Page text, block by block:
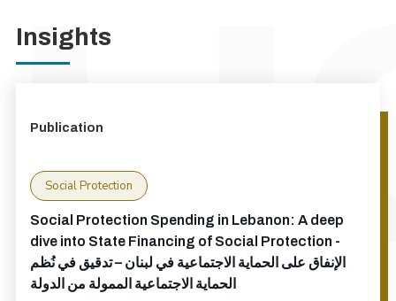
Insights
Publication
Social Protection
Social Protection Spending in Lebanon: A deep
dive into State Financing of Social Protection -
الإنفاق على الحماية الاجتماعية في لبنان – تدقيق في نُظم
الحماية الاجتماعية الممولة من الدولة